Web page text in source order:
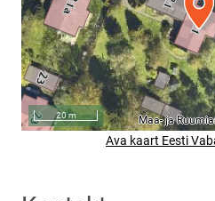
Ava kaart Eesti
Link will open on a